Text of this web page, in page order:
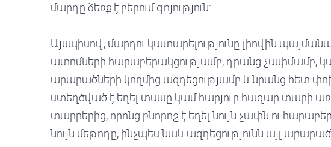
մարդը ձեռք է բերում գոյություն:
Այսպիսով, մարդու կատարելությունը լիովին
ատոմների հարաբերակցությամբ, դրանց չափմամբ,
արարածների կողմից ազդեցությամբ և նրանց հետ
ստեղծված է եղել տասը կամ հարյուր հազար տարի
տարրերից, որոնց բնորոշ է եղել նույն չափն ու
նույն մեթոդը, ինչպես նաև ազդեցությունն այլ